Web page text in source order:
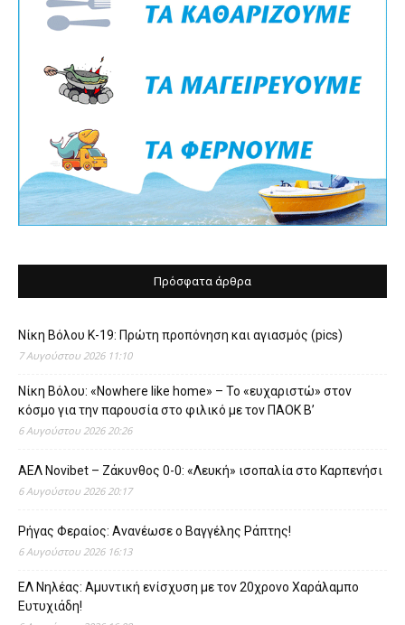
Πρόσφατα άρθρα
Νίκη Βόλου Κ-19: Πρώτη προπόνηση και αγιασμός (pics)
7 Αυγούστου 2026 11:10
Νίκη Βόλου: «Nowhere like home» – Το «ευχαριστώ» στον
κόσμο για την παρουσία στο φιλικό με τον ΠΑΟΚ Β’
6 Αυγούστου 2026 20:26
ΑΕΛ Novibet – Ζάκυνθος 0-0: «Λευκή» ισοπαλία στο Καρπενήσι
6 Αυγούστου 2026 20:17
Ρήγας Φεραίος: Ανανέωσε ο Βαγγέλης Ράπτης!
6 Αυγούστου 2026 16:13
ΕΛ Νηλέας: Αμυντική ενίσχυση με τον 20χρονο Χαράλαμπο
Ευτυχιάδη!